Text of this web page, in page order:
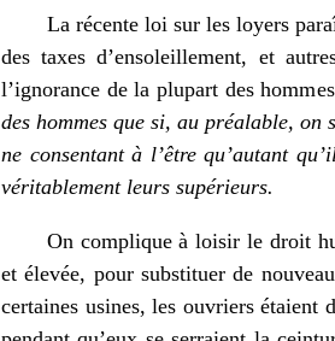
La récente loi sur les loyers
des taxes d’ensoleillement, et
l’ignorance de la plupart des
des hommes que si, au préalable,
ne consentant à l’être qu’autant
véritablement leurs supérieurs.
On complique à loisir le droit
et élevée, pour substituer de
certaines usines, les ouvriers étaient